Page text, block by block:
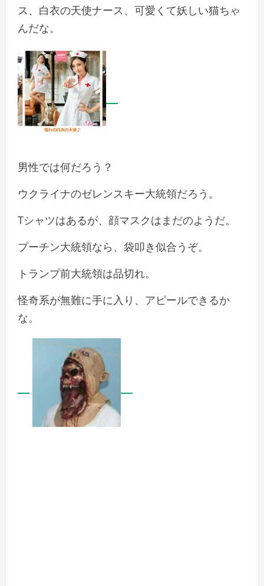
ス、白衣の天使ナース、可愛くて妖しい猫ちゃ
んだな。
男性では何だろう？
ウクライナのゼレンスキー大統領だろう。
Tシャツはあるが、顔マスクはまだのようだ。
プーチン大統領なら、袋叩き似合うぞ。
トランプ前大統領は品切れ。
怪奇系が無難に手に入り、アピールできるか
な。